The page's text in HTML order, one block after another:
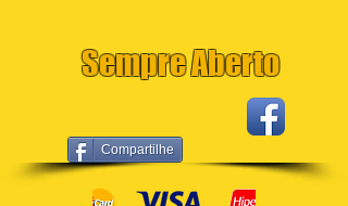
Compartilhe
Sempre Aberto